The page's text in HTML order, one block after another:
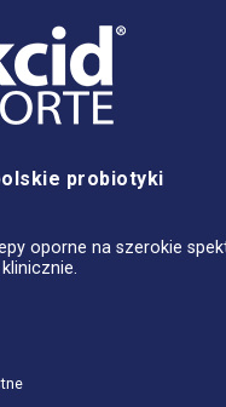
probiotyki
oporne na szerokie